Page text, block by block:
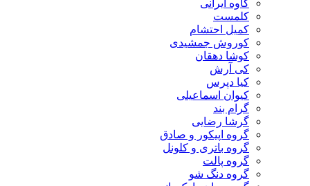
کاوه ایرانی
کلمست
کمیل احتشام
کوروش جمشیدی
کوشا دهقان
کی آرش
کیا دپرس
کیوان اسماعیلی
گرام بند
گرشا رضایی
گروه اپیکور و صادق
گروه باتری و کلونل
گروه پالت
گروه دنگ شو